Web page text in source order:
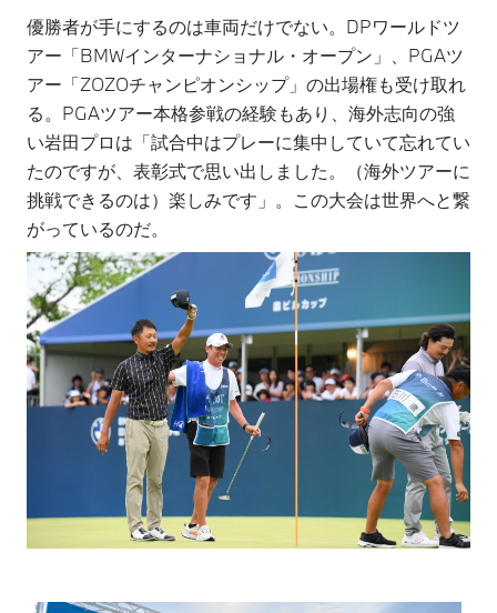
優勝者が手にするのは車両だけでない。DPワールドツ
アー「BMWインターナショナル・オープン」、PGAツ
アー「ZOZOチャンピオンシップ」の出場権も受け取れ
る。PGAツアー本格参戦の経験もあり、海外志向の強
い岩田プロは「試合中はプレーに集中していて忘れてい
たのですが、表彰式で思い出しました。（海外ツアーに
挑戦できるのは）楽しみです」。この大会は世界へと繋
がっているのだ。